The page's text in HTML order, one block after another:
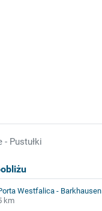
- Pustułki
Westfalica - Barkhausen
km